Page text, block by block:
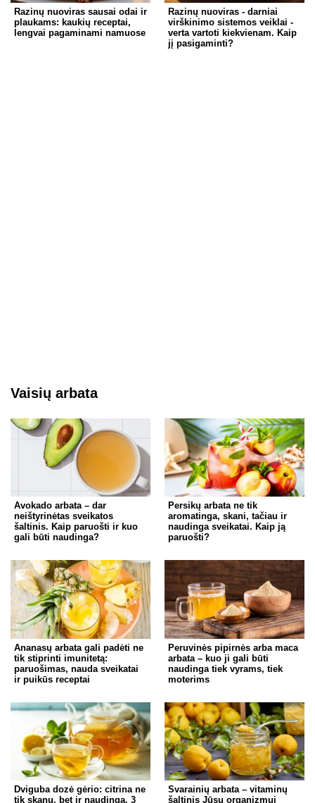
Razinų nuoviras sausai odai ir
plaukams: kaukių receptai,
lengvai pagaminami namuose
Razinų nuoviras - darniai
virškinimo sistemos veiklai -
verta vartoti kiekvienam. Kaip
jį pasigaminti?
Vaisių arbata
Avokado arbata – dar
neištyrinėtas sveikatos
šaltinis. Kaip paruošti ir kuo
gali būti naudinga?
Persikų arbata ne tik
aromatinga, skani, tačiau ir
naudinga sveikatai. Kaip ją
paruošti?
Ananasų arbata gali padėti ne
tik stiprinti imunitetą:
paruošimas, nauda sveikatai
ir puikūs receptai
Peruvinės pipirnės arba maca
arbata – kuo ji gali būti
naudinga tiek vyrams, tiek
moterims
Dviguba dozė gėrio: citrina ne
tik skanu, bet ir naudinga. 3
Svarainių arbata – vitaminų
šaltinis Jūsų organizmui